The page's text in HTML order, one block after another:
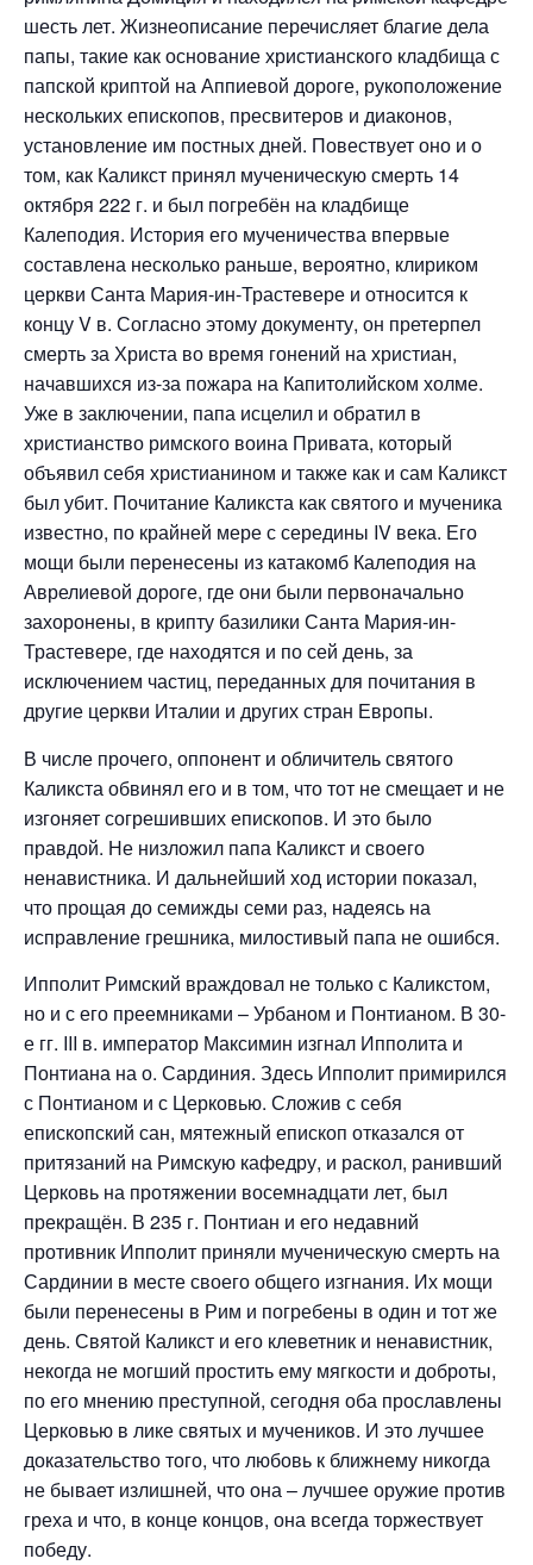
шесть лет. Жизнеописание перечисляет благие дела
папы, такие как основание христианского кладбища с
папской криптой на Аппиевой дороге, рукоположение
нескольких епископов, пресвитеров и диаконов,
установление им постных дней. Повествует оно и о
том, как Каликст принял мученическую смерть 14
октября 222 г. и был погребён на кладбище
Калеподия. История его мученичества впервые
составлена несколько раньше, вероятно, клириком
церкви Санта Мария-ин-Трастевере и относится к
концу V в. Согласно этому документу, он претерпел
смерть за Христа во время гонений на христиан,
начавшихся из-за пожара на Капитолийском холме.
Уже в заключении, папа исцелил и обратил в
христианство римского воина Привата, который
объявил себя христианином и также как и сам Каликст
был убит. Почитание Каликста как святого и мученика
известно, по крайней мере с середины IV века. Его
мощи были перенесены из катакомб Калеподия на
Аврелиевой дороге, где они были первоначально
захоронены, в крипту базилики Санта Мария-ин-
Трастевере, где находятся и по сей день, за
исключением частиц, переданных для почитания в
другие церкви Италии и других стран Европы.
В числе прочего, оппонент и обличитель святого
Каликста обвинял его и в том, что тот не смещает и не
изгоняет согрешивших епископов. И это было
правдой. Не низложил папа Каликст и своего
ненавистника. И дальнейший ход истории показал,
что прощая до семижды семи раз, надеясь на
исправление грешника, милостивый папа не ошибся.
Ипполит Римский враждовал не только с Каликстом,
но и с его преемниками – Урбаном и Понтианом. В 30-
е гг. III в. император Максимин изгнал Ипполита и
Понтиана на о. Сардиния. Здесь Ипполит примирился
с Понтианом и с Церковью. Сложив с себя
епископский сан, мятежный епископ отказался от
притязаний на Римскую кафедру, и раскол, ранивший
Церковь на протяжении восемнадцати лет, был
прекращён. В 235 г. Понтиан и его недавний
противник Ипполит приняли мученическую смерть на
Сардинии в месте своего общего изгнания. Их мощи
были перенесены в Рим и погребены в один и тот же
день. Святой Каликст и его клеветник и ненавистник,
некогда не могший простить ему мягкости и доброты,
по его мнению преступной, сегодня оба прославлены
Церковью в лике святых и мучеников. И это лучшее
доказательство того, что любовь к ближнему никогда
не бывает излишней, что она – лучшее оружие против
греха и что, в конце концов, она всегда торжествует
победу.